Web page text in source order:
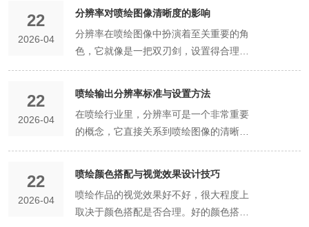
堆积，成型后形成类似云雾、薄雾的朦胧
肌理。纹路柔和松散、层次细腻，没有明
显的边界和固定形状，整体质感温润朦
胧。光线穿透板材时，珠光光泽与云雾肌
理结合，光影柔和高级，自带治愈的氛围
皱纹路，类似布艺褶皱、山峦起伏的肌
理，纹路立体有度、层次丰富。搭配珠光
颗粒的反光效果，光影错落有致，立体感
感的款式，也是家装和软装中使用率很高
的板材。它的色母添加比例适中，高于透
明有色板材，低于实色板材，透光率大概
色系透光率稍低。半透明有色亚克力的视
觉核心特点是“透光不透视、朦胧有质
感”。光线可以顺利穿透板材，保障空间基
础采光，但板材自带轻微雾感和色彩厚
度，会遮挡后方物体的细节，透过板材只
的折射漫射作用，板材可以遮挡后方实
玻璃，透光效果还有细微差异，适配不同
的家装需求。比如长虹纹、水波纹属于高
透光、强肌理的款式，透光率相对更高，
密集，透光率稍低，隐私性更好，适合需
要重点保护隐私的区域；超细磨砂纹质感
细腻，光线最柔和，百搭各种家装风格，
少量环保助剂，用来优化板材的综合性
能。比如添加抗紫外线助剂，提升板材的
耐老化、抗褪色能力，避免长期光照后珠
光效果消退、板材发黄；添加增韧助剂，
提升板材的韧性和抗冲击性，减少加工和
属性和使用安全。了解完原料构成，我们
再来详细说说珠光亚克力的主流成型工
艺，目前行业内成熟的成型工艺主要分为
眼的直射效果，整体光线柔和均匀，不会
产生明显的光影畸变，这也是它广泛用于
灯光装饰的关键原因。第二是材质轻盈，
捷，同时能大幅降低安装框架的承重压
力，减少安装脱落、变形的风险。第三是
抗冲击性能优异，这是它远超普通玻璃的
一大优势。日常使用中，轻微的碰撞、磕
碰、撞击都不会导致板材碎裂，其抗冲击
通风设备进行清洁和维护，确保其正常运
行。对于喷绘作业产生的废墨、废溶剂和
废材料等废弃物，要进行分类收集和妥善
染。可以将废墨和废溶剂收集起来，交给
专业的回收处理机构进行处理。废材料如
喷绘布、纸张等，可以进行回收再利用，
的种类，方便后续的处理。喷绘设备在运
行过程中会产生噪音，为了减少噪音对周
围环境的影响，要采取有效的降噪措施。
操作规程进行，避免损坏喷头。如果墨水
供应不畅，要检查墨盒是否安装正确，墨
管是否有堵塞或漏气的情况。对于打印平
台不平整的问题，可以使用水平仪对打印
平台进行调整，确保其处于水平状态。同
时，要定期对喷绘机进行维护和保养，更
换老化的部件，保证设备的正常运行。对
用途和喷绘机的要求。比如，对于室内精
细喷绘，可以选择表面光滑、吸墨性好的
材料；对于户外广告喷绘，要选择耐候性
精准的色彩管理是关键。色彩是高清晰度
喷绘作品的重要组成部分，准确的色彩表
现能够让作品更加生动逼真。在制作过程
显示器的色彩进行校准，确保显示器上看
到的颜色与实际打印出来的颜色一致。然
后，根据喷绘机的特性和使用的墨水、材
料等因素，建立合适的色彩配置文件。在
打印前，要将图像的色彩模式转换为
CMYK 模式，并按照色彩配置文件进行打
印设置，以保证色彩的准确还原。合适的
说，TIFF 格式是比较理想的选择。因为
它是一种无损压缩格式，能够保留图像的
原始信息，不会出现画质损失的情况。而
打印的喷绘作品来说就不太合适了。不
过，TIFF 格式的文件体积比较大，在处
理和传输时可能会不太方便，所以要根据
要因素之一。一般来说，喷绘作品的分辨
率要根据打印尺寸和观看距离来确定。如
果打印尺寸比较大，观看距离比较远，那
保证整体宣传效果。那怎么才能做到呢？
设备校准是关键。喷绘机就像一个精密的
乐器，每个部件都得调整到最佳状态才能
奏出美妙的音乐。定期对喷绘机进行色彩
校准是必不可少的。这包括对喷头的检
查，看看有没有堵塞或者喷墨不均匀的情
出来的效果肯定差强人意。同时，还要对
打印平台的平整度进行调整，确保材料在
打印过程中不会出现倾斜或者起伏，不然
22
2026-04
分辨率对喷绘图像清晰度的影响
分辨率在喷绘图像中扮演着至关重要的角
色，它就像是一把双刃剑，设置得合理，
能让喷绘图像清晰锐利、细节丰富；设置
像清晰度的影响。从原理上来说，分辨率
决定了图像中像素的密集程度。当分辨率
较高时，单位长度内的像素数量就多，这
些像素能够更精细地描述图像的细节，就
像用更多的点来描绘一幅画，画出来的效
果自然就更加清晰、逼真。比如一张高分
22
2026-04
喷绘输出分辨率标准与设置方法
在喷绘行业里，分辨率可是一个非常重要
的概念，它直接关系到喷绘图像的清晰度
和质量。下面就给大家详细介绍一下喷绘
度内所包含的像素数量，通常用“像素/英
寸”（PPI）来表示。分辨率越高，图像中
22
2026-04
喷绘颜色搭配与视觉效果设计技巧
喷绘作品的视觉效果好不好，很大程度上
取决于颜色搭配是否合理。好的颜色搭配